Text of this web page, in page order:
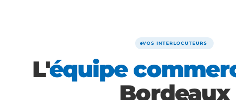
VOS INTERLOCUTEURS
L'équipe
Bordeaux